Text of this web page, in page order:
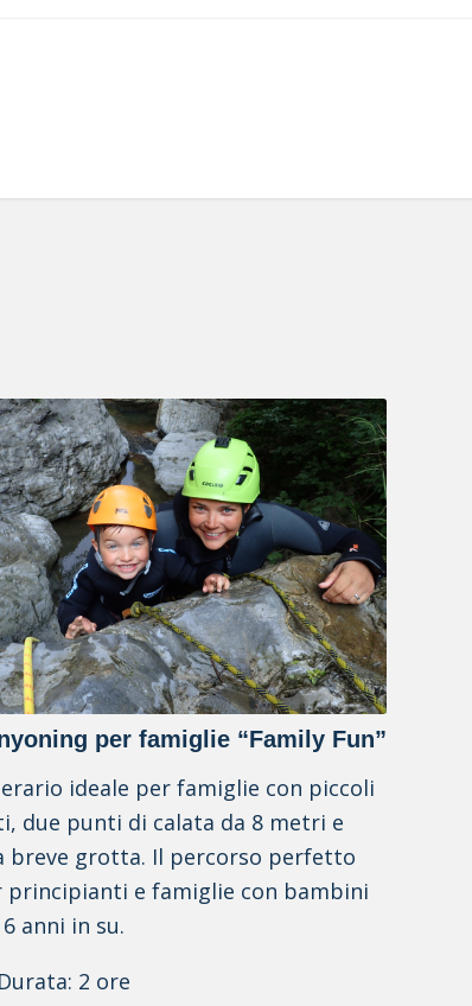
per famiglie “Family Fun”
ideale per famiglie con piccoli
due punti di calata da 8 metri e
breve grotta. Il percorso perfetto
principianti e famiglie con bambini
anni in su.
Durata: 2 ore